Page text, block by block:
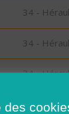
34 -
34 -
34 -
34 -
des